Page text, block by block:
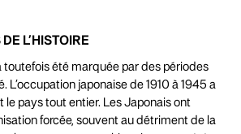
L’HISTOIRE
toutefois été marquée par des périodes
L’occupation japonaise de 1910 à 1945 a
le pays tout entier. Les Japonais ont
forcée, souvent au détriment de la